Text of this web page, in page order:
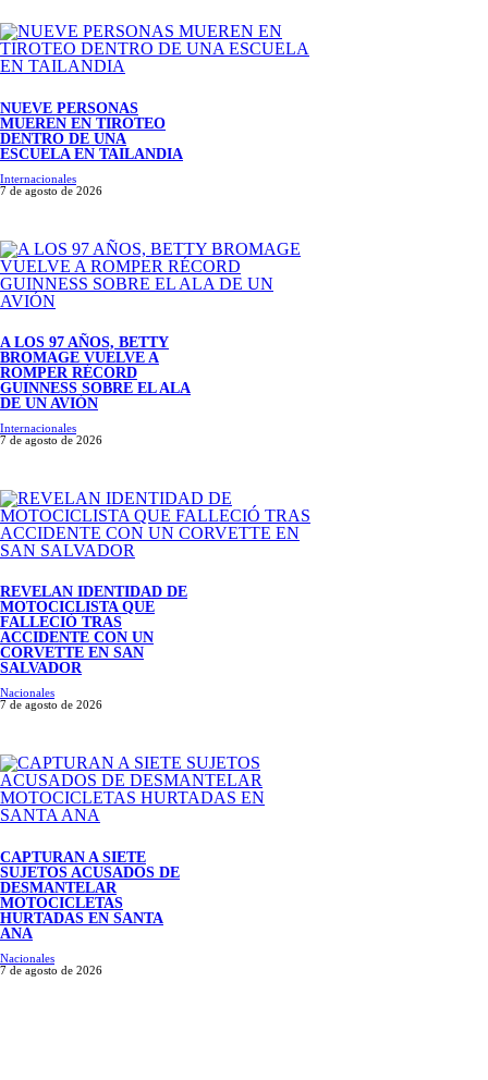
NUEVE PERSONAS
MUEREN EN TIROTEO
DENTRO DE UNA
ESCUELA EN TAILANDIA
Internacionales
7 de agosto de 2026
A LOS 97 AÑOS, BETTY
BROMAGE VUELVE A
ROMPER RÉCORD
GUINNESS SOBRE EL ALA
DE UN AVIÓN
Internacionales
7 de agosto de 2026
REVELAN IDENTIDAD DE
MOTOCICLISTA QUE
FALLECIÓ TRAS
ACCIDENTE CON UN
CORVETTE EN SAN
SALVADOR
Nacionales
7 de agosto de 2026
CAPTURAN A SIETE
SUJETOS ACUSADOS DE
DESMANTELAR
MOTOCICLETAS
HURTADAS EN SANTA
ANA
Nacionales
7 de agosto de 2026